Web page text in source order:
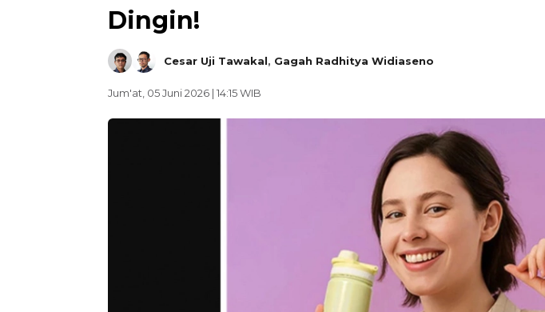
Dingin!
Cesar Uji Tawakal, Gagah Radhitya Widiaseno
Jum'at, 05 Juni 2026 | 14:15 WIB